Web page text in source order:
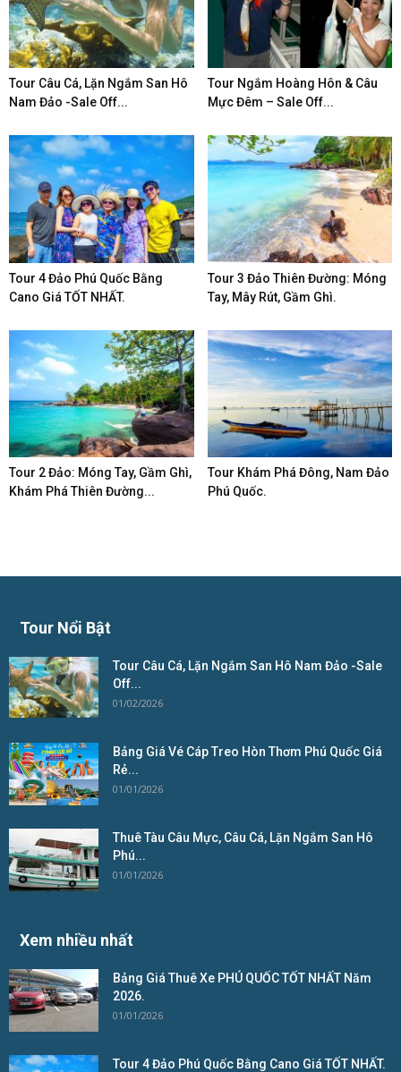
Tour Câu Cá, Lặn Ngắm San Hô
Nam Đảo -Sale Off...
Tour Ngắm Hoàng Hôn & Câu
Mực Đêm – Sale Off...
Tour 4 Đảo Phú Quốc Bằng
Cano Giá TỐT NHẤT.
Tour 3 Đảo Thiên Đường: Móng
Tay, Mây Rút, Gầm Ghì.
Tour 2 Đảo: Móng Tay, Gầm Ghì,
Khám Phá Thiên Đường...
Tour Khám Phá Đông, Nam Đảo
Phú Quốc.
Tour Nổi Bật
Tour Câu Cá, Lặn Ngắm San Hô Nam Đảo -Sale
Off...
01/02/2026
Bảng Giá Vé Cáp Treo Hòn Thơm Phú Quốc Giá
Rẻ...
01/01/2026
Thuê Tàu Câu Mực, Câu Cá, Lặn Ngắm San Hô
Phú...
01/01/2026
Xem nhiều nhất
Bảng Giá Thuê Xe PHÚ QUỐC TỐT NHẤT Năm
2026.
01/01/2026
Tour 4 Đảo Phú Quốc Bằng Cano Giá TỐT NHẤT.